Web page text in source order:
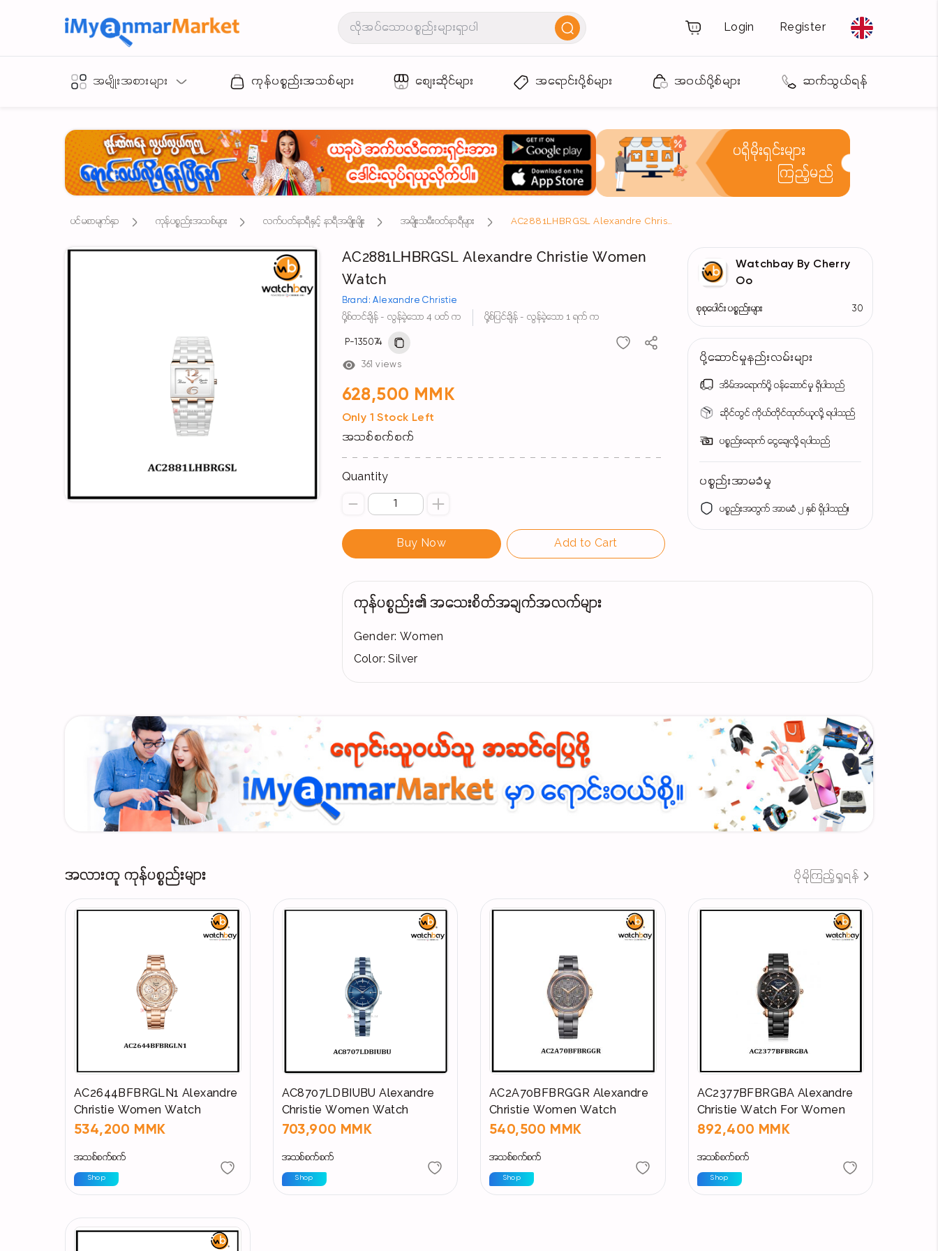
Login Register
အမျိုးအစားများ ကုန်ပစ္စည်းအသစ်များ စျေးဆိုင်များ အရောင်းပို့စ်များ အဝယ်ပို့စ်များ ဆက်သွယ်ရန်
ပရိုမိုးရှင်းများ
ကြည့်မည်
ပင်မစာမျက်နှာ ကုန်ပစ္စည်းအသစ်များ လက်ပတ်နာရီနှင့် နာရီအမျိုးမျိုး အမျိုးသမီးဝတ်နာရီများ AC2881LHBRGSL Alexandre Christie Women Watch
AC2881LHBRGSL Alexandre Christie Women
Watch
Brand: Alexandre Christie
ပို့စ်တင်ချိန် - လွန်ခဲ့သော 4 ပတ် က ပို့စ်ပြင်ချိန် - လွန်ခဲ့သော 1 ရက် က
P-135074
361 views
628,500 MMK
Only 1 Stock Left
အသစ်စက်စက်
Quantity
Buy Now Add to Cart
Watchbay By Cherry
Oo
စုစုပေါင်း ပစ္စည်းများ 30
ပို့ဆောင်မှုနည်းလမ်းများ
အိမ်အရောက်ပို့ ဝန်ဆောင်မှု ရှိပါသည်
ဆိုင်တွင် ကိုယ်တိုင်ထုတ်ယူလို့ ရပါသည်
ပစ္စည်းရောက် ငွေချေလို့ ရပါသည်
ပစ္စည်းအာမခံမှု
ပစ္စည်းအတွက် အာမခံ ၂ နှစ် ရှိပါသည်။
ကုန်ပစ္စည်း၏ အသေးစိတ်အချက်အလက်များ
Gender: Women
Color: Silver
အလားတူ ကုန်ပစ္စည်းများ ပိုမိုကြည့်ရှုရန်
AC2644BFBRGLN1 Alexandre
Christie Women Watch
534,200 MMK
အသစ်စက်စက်
Shop
AC8707LDBIUBU Alexandre
Christie Women Watch
703,900 MMK
အသစ်စက်စက်
Shop
AC2A70BFBRGGR Alexandre
Christie Women Watch
540,500 MMK
အသစ်စက်စက်
Shop
AC2377BFBRGBA Alexandre
Christie Watch For Women
892,400 MMK
အသစ်စက်စက်
Shop